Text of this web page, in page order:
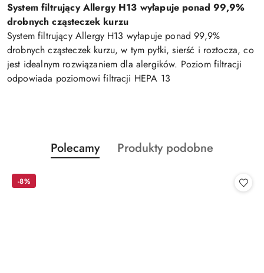
System filtrujący Allergy H13 wyłapuje ponad 99,9%
drobnych cząsteczek kurzu
System filtrujący Allergy H13 wyłapuje ponad 99,9%
drobnych cząsteczek kurzu, w tym pyłki, sierść i roztocza, co
jest idealnym rozwiązaniem dla alergików. Poziom filtracji
odpowiada poziomowi filtracji HEPA 13
Pomiń karuzelę produktów
Produkty
o
Polecamy
Produkty
Produkty podobne
-8%